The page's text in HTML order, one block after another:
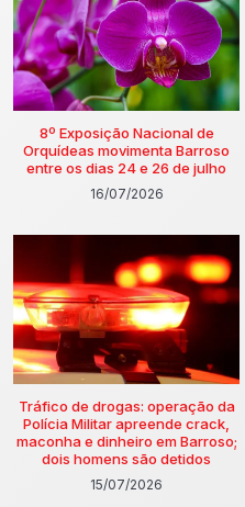
8º Exposição Nacional de
Orquídeas movimenta Barroso
entre os dias 24 e 26 de julho
16/07/2026
Tráfico de drogas: operação da
Polícia Militar apreende crack,
maconha e dinheiro em Barroso;
dois homens são detidos
15/07/2026